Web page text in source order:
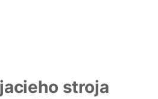
stroja